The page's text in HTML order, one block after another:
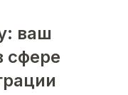
ваш
сфере